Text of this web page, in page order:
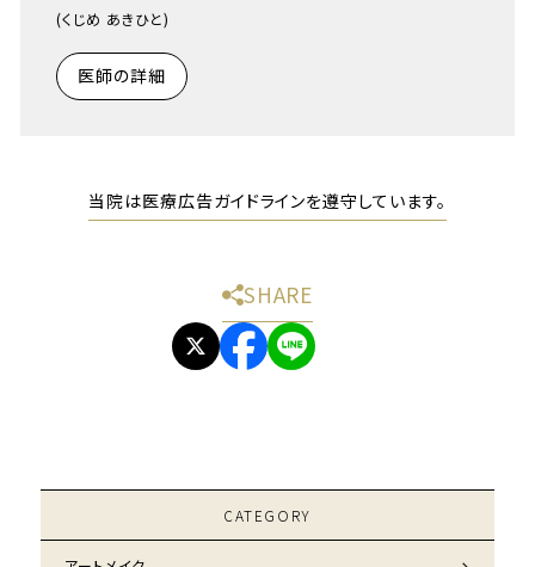
(くじめ あきひと)
医師の詳細
当院は医療広告ガイドラインを遵守しています。
SHARE
CATEGORY